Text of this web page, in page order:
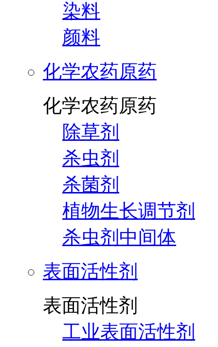
染料
颜料
化学农药原药
化学农药原药
除草剂
杀虫剂
杀菌剂
植物生长调节剂
杀虫剂中间体
表面活性剂
表面活性剂
工业表面活性剂